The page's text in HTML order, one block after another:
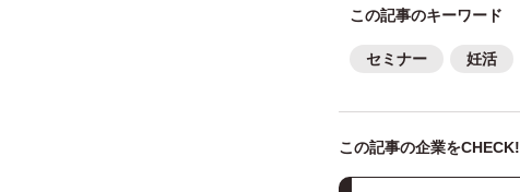
この記事のキーワード
セミナー 妊活
この記事の企業をCHECK!